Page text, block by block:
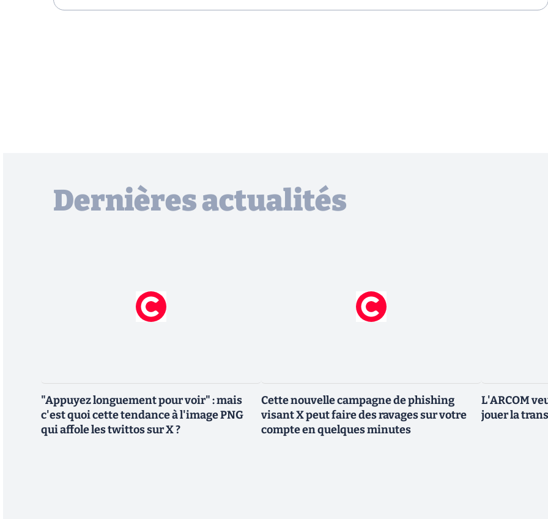
Dernières actualités
"Appuyez longuement pour voir" : mais
c'est quoi cette tendance à l'image PNG
qui affole les twittos sur X ?
Cette nouvelle campagne de phishing
visant X peut faire des ravages sur votre
compte en quelques minutes
L'ARCOM
jouer la